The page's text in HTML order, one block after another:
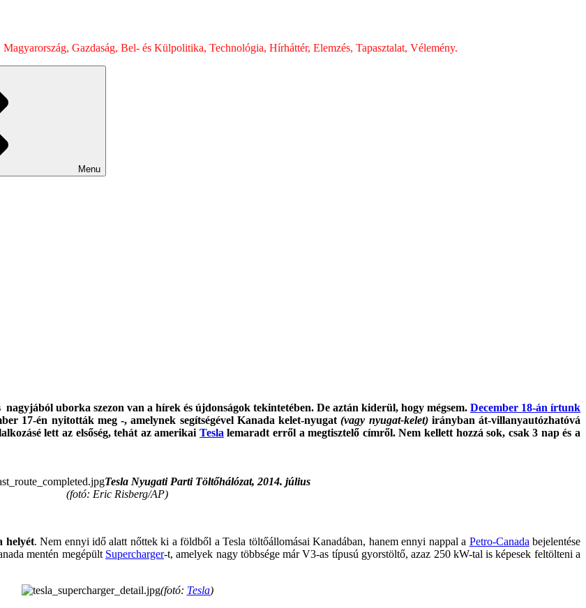
Gazdaság, Bel- és Külpolitika, Technológia, Hírháttér, Elemzés, Tapasztalat, Vélemény.
Menu
uborka szezon van a hírek és újdonságok tekintetében. De aztán kiderül, hogy mégsem. December 18-án írtunk
17-én nyitották meg -, amelynek segítségével Kanada kelet-nyugat(vagy nyugat-kelet)irányban át-villanyautózhatóvá
lett az elsőség, tehát az amerikai Tesla lemaradt erről a megtisztelő címről. Nem kellett hozzá sok, csak 3 nap és a
Tesla Nyugati Parti Töltőhálózat, 2014. július
(fotó: Eric Risberg/AP)
helyét. Nem ennyi idő alatt nőttek ki a földből a Tesla töltőállomásai Kanadában, hanem ennyi nappal a Petro-Canada bejelentése
mentén megépült Supercharger-t, amelyek nagy többsége már V3-as típusú gyorstöltő, azaz 250 kW-tal is képesek feltölteni a
(fotó: Tesla)